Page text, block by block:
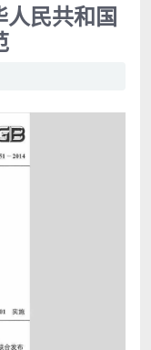
民共和国